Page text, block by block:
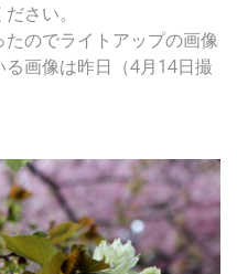
さい。
のでライトアップの画像
画像は昨日（4月14日撮